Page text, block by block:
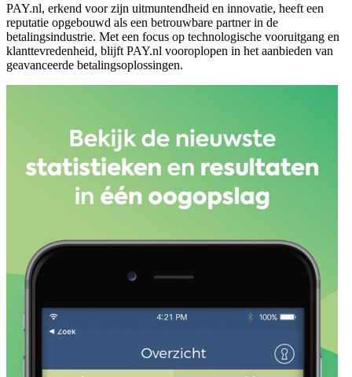
PAY.nl, erkend voor zijn uitmuntendheid en innovatie, heeft een
reputatie opgebouwd als een betrouwbare partner in de
betalingsindustrie. Met een focus op technologische vooruitgang en
klanttevredenheid, blijft PAY.nl vooroplopen in het aanbieden van
geavanceerde betalingsoplossingen.